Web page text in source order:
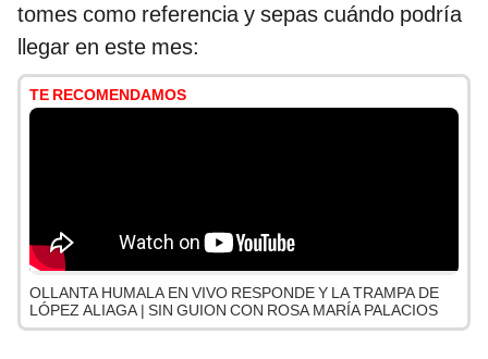
tomes como referencia y sepas cuándo podría
llegar en este mes:
TE RECOMENDAMOS
OLLANTA HUMALA EN VIVO RESPONDE Y LA TRAMPA DE
LÓPEZ ALIAGA | SIN GUION CON ROSA MARÍA PALACIOS